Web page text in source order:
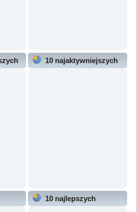
10 najaktywniejszych
10 najlepszych